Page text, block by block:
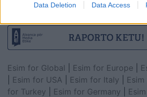
Data Deletion Data Access
Esim for Global Esim for Europe
Esim for USA Esim for Italy
for Turkey
Esim for Germany